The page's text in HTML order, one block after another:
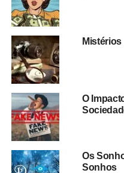
O
Os
Sonhos